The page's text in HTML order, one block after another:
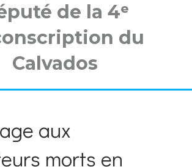
de la 4ᵉ
du
Calvados
aux
morts en